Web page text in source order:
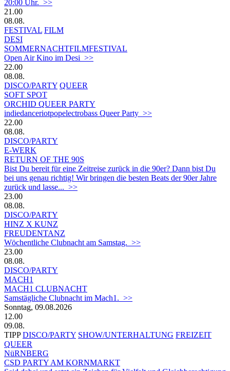
20:00 Uhr. >>
21.00
08.08.
FESTIVAL FILM
DESI
SOMMERNACHTFILMFESTIVAL
Open Air Kino im Desi >>
22.00
08.08.
DISCO/PARTY QUEER
SOFT SPOT
ORCHID QUEER PARTY
indiedanceriotpopelectrobass Queer Party >>
22.00
08.08.
DISCO/PARTY
E-WERK
RETURN OF THE 90S
Bist Du bereit für eine Zeitreise zurück in die 90er? Dann bist Du
bei uns genau richtig! Wir bringen die besten Beats der 90er Jahre
zurück und lasse... >>
23.00
08.08.
DISCO/PARTY
HINZ X KUNZ
FREUDENTANZ
Wöchentliche Clubnacht am Samstag. >>
23.00
08.08.
DISCO/PARTY
MACH1
MACH1 CLUBNACHT
Samstägliche Clubnacht im Mach1. >>
Sonntag, 09.08.2026
12.00
09.08.
TIPP DISCO/PARTY SHOW/UNTERHALTUNG FREIZEIT
QUEER
NüRNBERG
CSD PARTY AM KORNMARKT